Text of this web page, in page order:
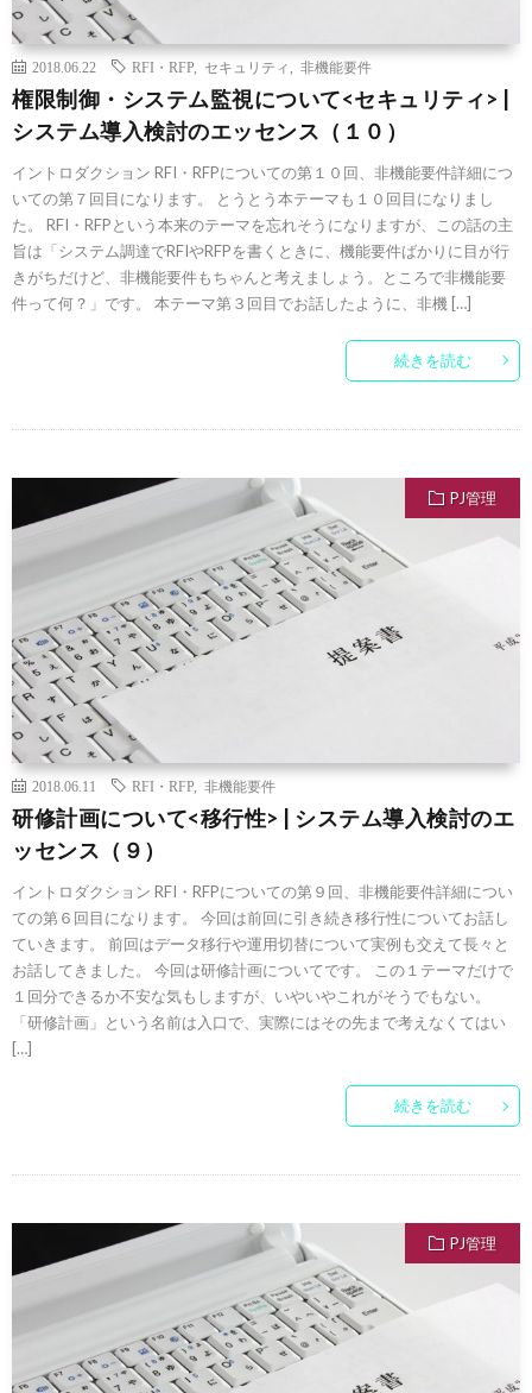
2018.06.22 RFI・RFP セキュリティ 非機能要件
権限制御・システム監視について<セキュリティ> |
システム導入検討のエッセンス（１０）
イントロダクション RFI・RFPについての第１０回、非機能要件詳細につ
いての第７回目になります。 とうとう本テーマも１０回目になりまし
た。 RFI・RFPという本来のテーマを忘れそうになりますが、この話の主
旨は「システム調達でRFIやRFPを書くときに、機能要件ばかりに目が行
きがちだけど、非機能要件もちゃんと考えましょう。ところで非機能要
件って何？」です。 本テーマ第３回目でお話したように、非機 […]
続きを読む
PJ管理
2018.06.11 RFI・RFP 非機能要件
研修計画について<移行性> | システム導入検討のエ
ッセンス（９）
イントロダクション RFI・RFPについての第９回、非機能要件詳細につい
ての第６回目になります。 今回は前回に引き続き移行性についてお話し
ていきます。 前回はデータ移行や運用切替について実例も交えて長々と
お話してきました。 今回は研修計画についてです。 この１テーマだけで
１回分できるか不安な気もしますが、いやいやこれがそうでもない。
「研修計画」という名前は入口で、実際にはその先まで考えなくてはい
[…]
続きを読む
PJ管理